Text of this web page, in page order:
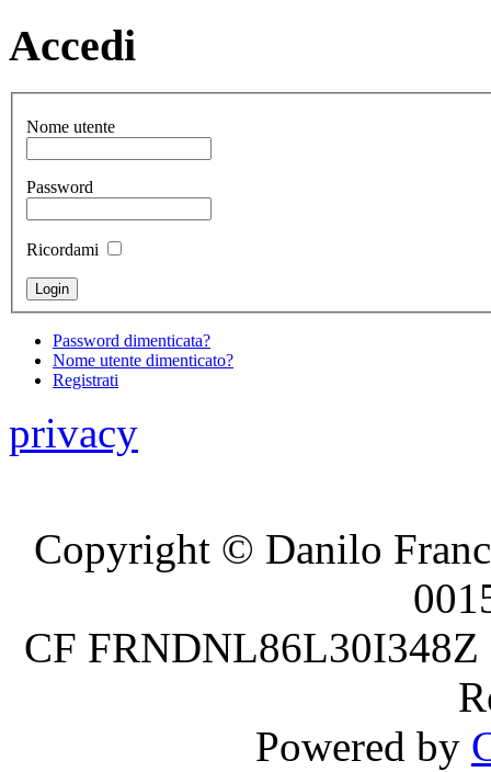
Accedi
Nome utente
Password
Ricordami
Password dimenticata?
Nome utente dimenticato?
Registrati
privacy
Copyright © Danilo
CF
Powered by